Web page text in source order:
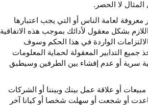
لا الحصر.
معروفة لعامة الناس أو التي يجب اعتبارها
بشكل معقول لأدائك بموجب هذه الاتفاقية
الواردة في هذا الحكم وسوف
التدابير المعقولة لحماية المعلومات
سرية أو عدم إفشاء بين الطرفين وسيطبق
أو علاقة عمل بينك وبيننا أو الشركات
ساعدت أو شجعت أو سهلت شخصا أو كيانا آخر